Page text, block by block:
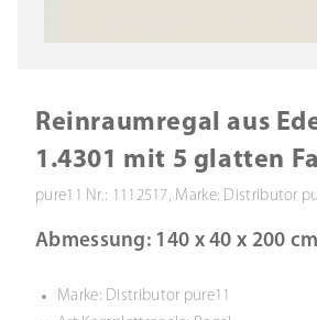
Reinraumregal aus
1.4301 mit 5 glatten
pure11 Nr.: 1112517, Marke: Distributor
Abmessung: 140 x 40 x 200
Marke: Distributor pure11